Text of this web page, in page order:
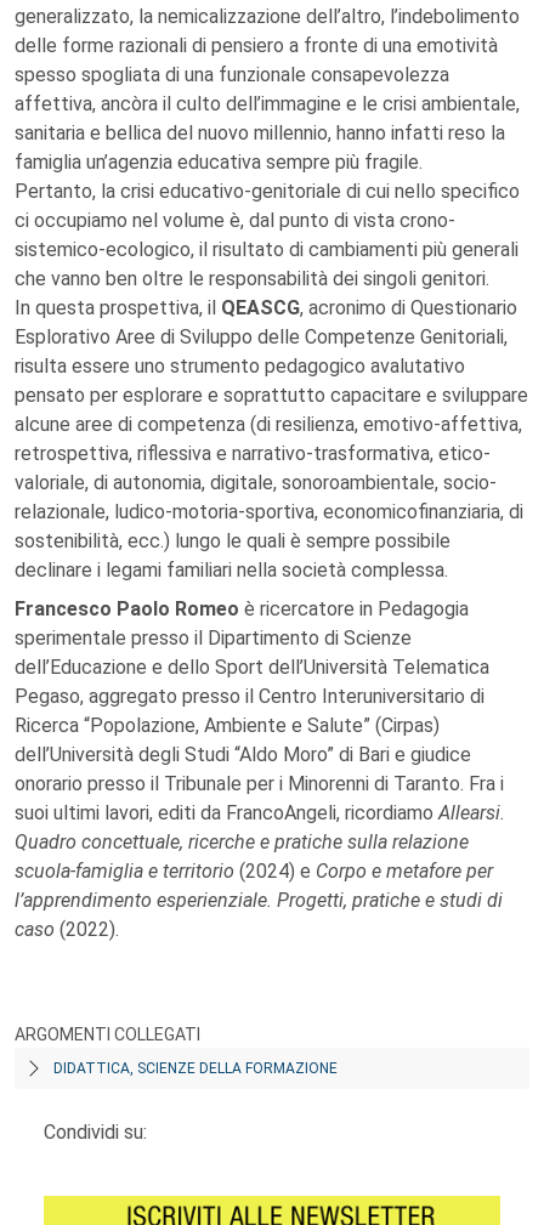
generalizzato, la nemicalizzazione dell’altro, l’indebolimento
delle forme razionali di pensiero a fronte di una emotività
spesso spogliata di una funzionale consapevolezza
affettiva, ancòra il culto dell’immagine e le crisi ambientale,
sanitaria e bellica del nuovo millennio, hanno infatti reso la
famiglia un’agenzia educativa sempre più fragile.
Pertanto, la crisi educativo-genitoriale di cui nello specifico
ci occupiamo nel volume è, dal punto di vista crono-
sistemico-ecologico, il risultato di cambiamenti più generali
che vanno ben oltre le responsabilità dei singoli genitori.
In questa prospettiva, il QEASCG, acronimo di Questionario
Esplorativo Aree di Sviluppo delle Competenze Genitoriali,
risulta essere uno strumento pedagogico avalutativo
pensato per esplorare e soprattutto capacitare e sviluppare
alcune aree di competenza (di resilienza, emotivo-affettiva,
retrospettiva, riflessiva e narrativo-trasformativa, etico-
valoriale, di autonomia, digitale, sonoroambientale, socio-
relazionale, ludico-motoria-sportiva, economicofinanziaria, di
sostenibilità, ecc.) lungo le quali è sempre possibile
declinare i legami familiari nella società complessa.
Francesco Paolo Romeo è ricercatore in Pedagogia
sperimentale presso il Dipartimento di Scienze
dell’Educazione e dello Sport dell’Università Telematica
Pegaso, aggregato presso il Centro Interuniversitario di
Ricerca “Popolazione, Ambiente e Salute” (Cirpas)
dell’Università degli Studi “Aldo Moro” di Bari e giudice
onorario presso il Tribunale per i Minorenni di Taranto. Fra i
suoi ultimi lavori, editi da FrancoAngeli, ricordiamoAllearsi.
Quadro concettuale, ricerche e pratiche sulla relazione
scuola-famiglia e territorio (2024) e Corpo e metafore per
l’apprendimento esperienziale. Progetti, pratiche e studi di
caso (2022).
ARGOMENTI COLLEGATI
DIDATTICA, SCIENZE DELLA FORMAZIONE
Condividi su: